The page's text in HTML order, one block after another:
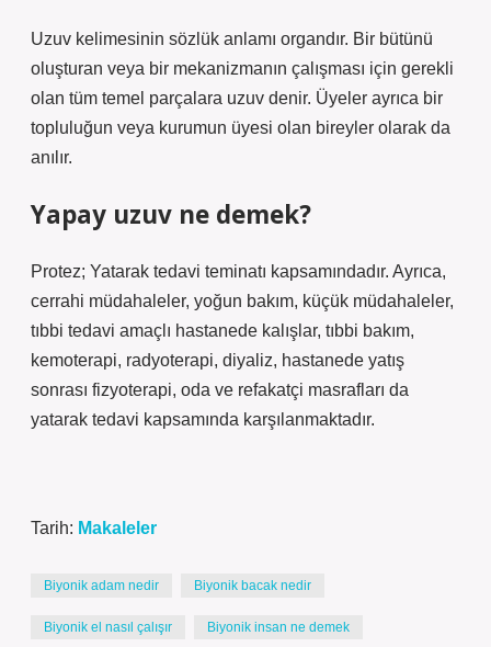
Uzuv kelimesinin sözlük anlamı organdır. Bir bütünü
oluşturan veya bir mekanizmanın çalışması için gerekli
olan tüm temel parçalara uzuv denir. Üyeler ayrıca bir
topluluğun veya kurumun üyesi olan bireyler olarak da
anılır.
Yapay uzuv ne demek?
Protez; Yatarak tedavi teminatı kapsamındadır. Ayrıca,
cerrahi müdahaleler, yoğun bakım, küçük müdahaleler,
tıbbi tedavi amaçlı hastanede kalışlar, tıbbi bakım,
kemoterapi, radyoterapi, diyaliz, hastanede yatış
sonrası fizyoterapi, oda ve refakatçi masrafları da
yatarak tedavi kapsamında karşılanmaktadır.
Tarih: Makaleler
Biyonik adam nedir Biyonik bacak nedir
Biyonik el nasıl çalışır Biyonik insan ne demek